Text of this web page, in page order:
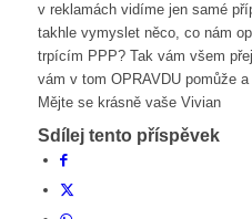
v reklamách vidíme jen samé
takhle vymyslet něco, co nám
trpícím PPP? Tak vám všem
vám v tom OPRAVDU pomůže
Mějte se krásně vaše Vivian
Sdílej tento příspěvek